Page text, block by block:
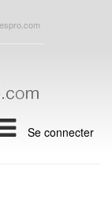
Se connecter